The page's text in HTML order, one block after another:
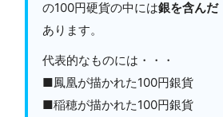
の100円硬貨の中には銀を含んだ
あります。
代表的なものには・・・
■鳳凰が描かれた100円銀貨
■稲穂が描かれた100円銀貨